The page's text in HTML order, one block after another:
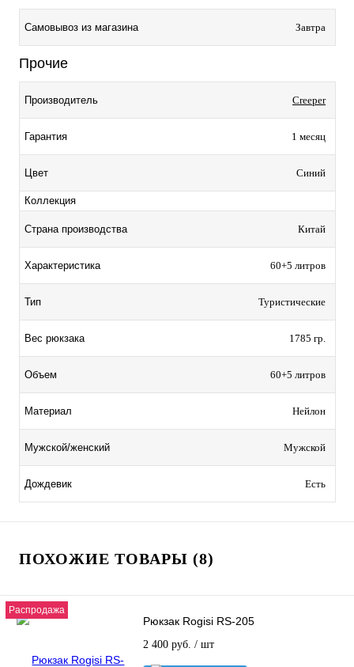
Самовывоз из магазина Завтра
Прочие
Производитель Creeper
Гарантия 1 месяц
Цвет Синий
Коллекция
Страна производства Китай
Характеристика 60+5 литров
Тип Туристические
Вес рюкзака 1785 гр.
Объем 60+5 литров
Материал Нейлон
Мужской/женский Мужской
Дождевик Есть
ПОХОЖИЕ ТОВАРЫ (8)
Распродажа
Рюкзак Rogisi RS-205
2 400 руб. / шт